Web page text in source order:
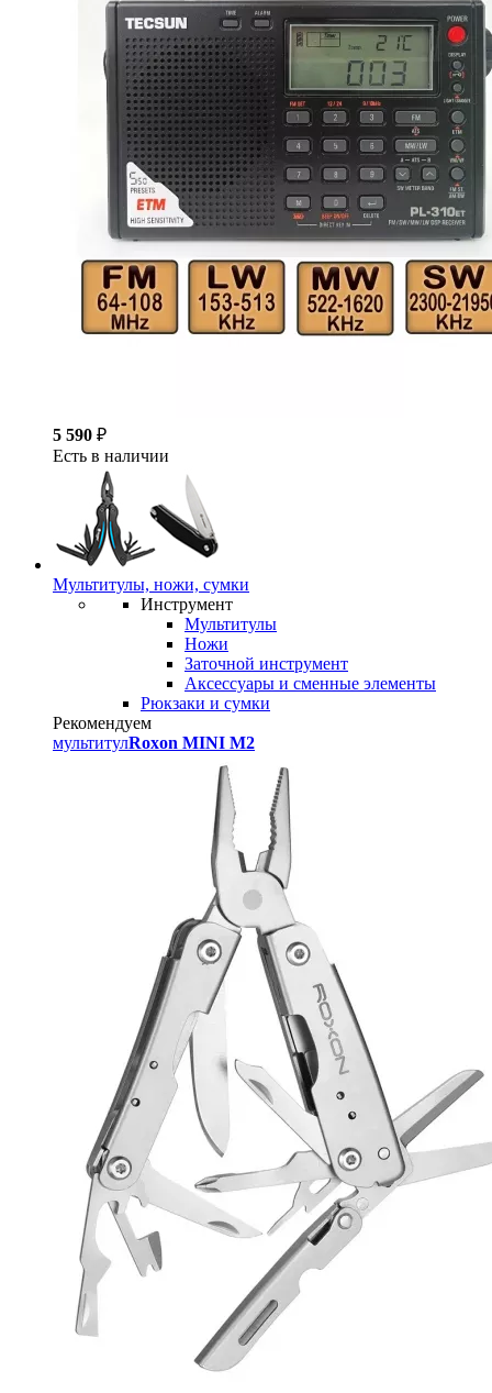
5 590 ₽
Есть в наличии
Мультитулы, ножи, сумки
Инструмент
Мультитулы
Ножи
Заточной инструмент
Аксессуары и сменные элементы
Рюкзаки и сумки
Рекомендуем
мультитулRoxon MINI M2